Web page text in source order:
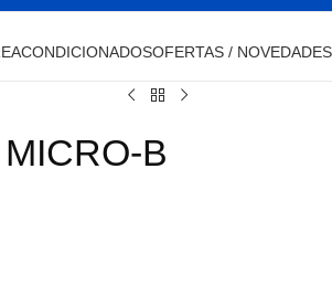
OFERTAS / NOVEDADES
B